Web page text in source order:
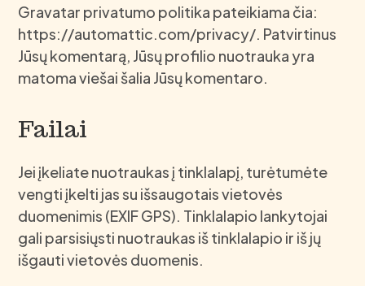
Gravatar privatumo politika pateikiama čia:
https://automattic.com/privacy/. Patvirtinus
Jūsų komentarą, Jūsų profilio nuotrauka yra
matoma viešai šalia Jūsų komentaro.
Failai
Jei įkeliate nuotraukas į tinklalapį, turėtumėte
vengti įkelti jas su išsaugotais vietovės
duomenimis (EXIF GPS). Tinklalapio lankytojai
gali parsisiųsti nuotraukas iš tinklalapio ir iš jų
išgauti vietovės duomenis.